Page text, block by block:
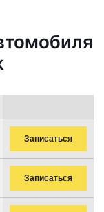
Записаться
Записаться